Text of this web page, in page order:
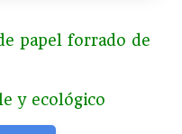
papel forrado de
y ecológico